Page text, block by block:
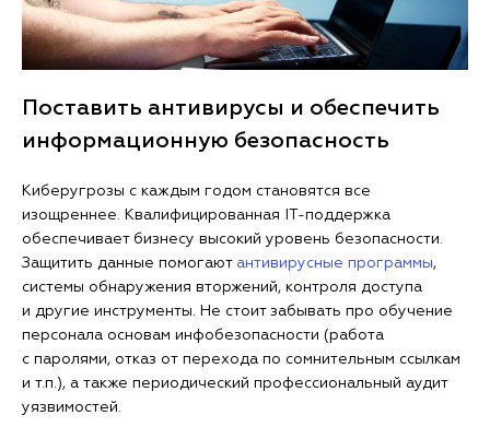
Поставить антивирусы и обеспечить
информационную безопасность
Киберугрозы с каждым годом становятся все
изощреннее. Квалифицированная IT-поддержка
обеспечивает бизнесу высокий уровень безопасности.
Защитить данные помогают антивирусные программы,
системы обнаружения вторжений, контроля доступа
и другие инструменты. Не стоит забывать про обучение
персонала основам инфобезопасности (работа
с паролями, отказ от перехода по сомнительным ссылкам
и т.п.), а также периодический профессиональный аудит
уязвимостей.